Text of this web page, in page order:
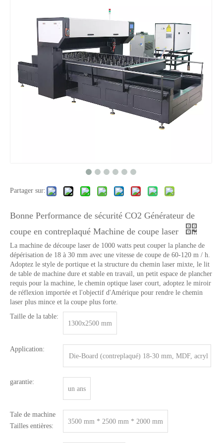
Partager sur:
Bonne Performance de sécurité CO2 Générateur de
coupe en contreplaqué Machine de coupe laser
La machine de découpe laser de 1000 watts peut couper la planche de
dépérisation de 18 à 30 mm avec une vitesse de coupe de 60-120 m / h.
Adoptez le style de portique et la structure du chemin laser mixte, le lit
de table de machine dure et stable en travail, un petit espace de plancher
requis pour la machine, le chemin optique laser court, adoptez le miroir
de réflexion importée et l'objectif d'Amérique pour rendre le chemin
laser plus mince et la coupe plus forte.
Taille de la table:
1300x2500 mm
Application:
Die-Board (contreplaqué) 18-30 mm, MDF, acryl
garantie:
un ans
Tale de machine
Tailles entières:
3500 mm * 2500 mm * 2000 mm